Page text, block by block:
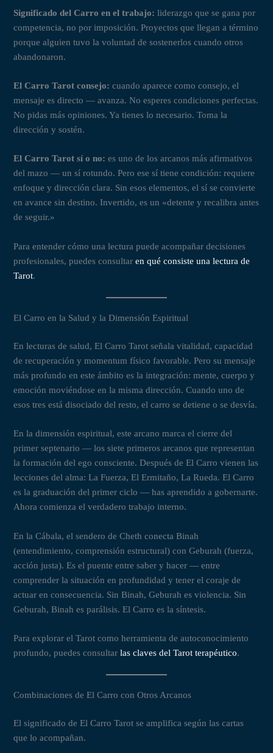
Significado del Carro en el trabajo: liderazgo que se gana por
competencia, no por imposición. Proyectos que llegan a término
porque alguien tuvo la voluntad de sostenerlos cuando otros
abandonaron.
El Carro Tarot consejo: cuando aparece como consejo, el
mensaje es directo — avanza. No esperes condiciones perfectas.
No pidas más opiniones. Ya tienes lo necesario. Toma la
dirección y sostén.
El Carro Tarot sí o no: es uno de los arcanos más afirmativos
del mazo — un sí rotundo. Pero ese sí tiene condición: requiere
enfoque y dirección clara. Sin esos elementos, el sí se convierte
en avance sin destino. Invertido, es un «detente y recalibra antes
de seguir.»
Para entender cómo una lectura puede acompañar decisiones
profesionales, puedes consultaren qué consiste una lectura de
Tarot.
El Carro en la Salud y la Dimensión Espiritual
En lecturas de salud, El Carro Tarot señala vitalidad, capacidad
de recuperación y momentum físico favorable. Pero su mensaje
más profundo en este ámbito es la integración: mente, cuerpo y
emoción moviéndose en la misma dirección. Cuando uno de
esos tres está disociado del resto, el carro se detiene o se desvía.
En la dimensión espiritual, este arcano marca el cierre del
primer septenario — los siete primeros arcanos que representan
la formación del ego consciente. Después de El Carro vienen las
lecciones del alma: La Fuerza, El Ermitaño, La Rueda. El Carro
es la graduación del primer ciclo — has aprendido a gobernarte.
Ahora comienza el verdadero trabajo interno.
En la Cábala, el sendero de Cheth conecta Binah
(entendimiento, comprensión estructural) con Geburah (fuerza,
acción justa). Es el puente entre saber y hacer — entre
comprender la situación en profundidad y tener el coraje de
actuar en consecuencia. Sin Binah, Geburah es violencia. Sin
Geburah, Binah es parálisis. El Carro es la síntesis.
Para explorar el Tarot como herramienta de autoconocimiento
profundo, puedes consultarlas claves del Tarot terapéutico.
Combinaciones de El Carro con Otros Arcanos
El significado de El Carro Tarot se amplifica según las cartas
que lo acompañan.